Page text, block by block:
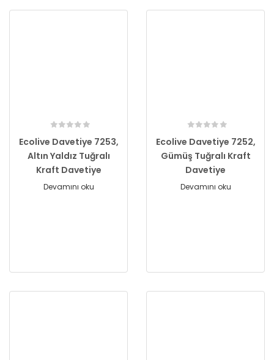
Ecolive Davetiye 7253,
Altın Yaldız Tuğralı
Kraft Davetiye
Devamını oku
Ecolive Davetiye 7252,
Gümüş Tuğralı Kraft
Davetiye
Devamını oku